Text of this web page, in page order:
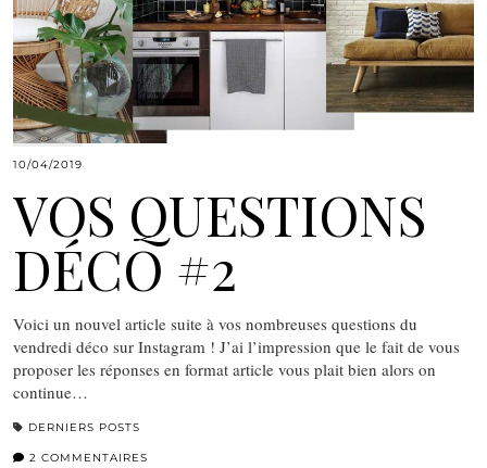
10/04/2019
VOS QUESTIONS
DÉCO #2
Voici un nouvel article suite à vos nombreuses questions du
vendredi déco sur Instagram ! J’ai l’impression que le fait de vous
proposer les réponses en format article vous plait bien alors on
continue…
DERNIERS POSTS
2 COMMENTAIRES